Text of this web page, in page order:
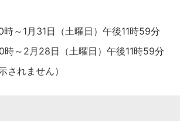
～1月31日（土曜日）午後11時59分
～2月28日（土曜日）午後11時59分
れません）